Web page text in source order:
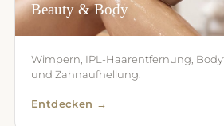
Beauty & Body
Wimpern, IPL-Haarentfernung,
und Zahnaufhellung.
Entdecken →